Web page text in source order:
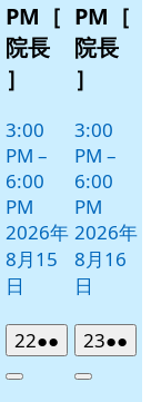
PM［
院長
］
3:00
PM –
6:00
PM
2026年
8月15
日
PM［
院長
］
3:00
PM –
6:00
PM
2026年
8月16
日
222026
年
●●
件
Close
232026
年
●●
件
Close